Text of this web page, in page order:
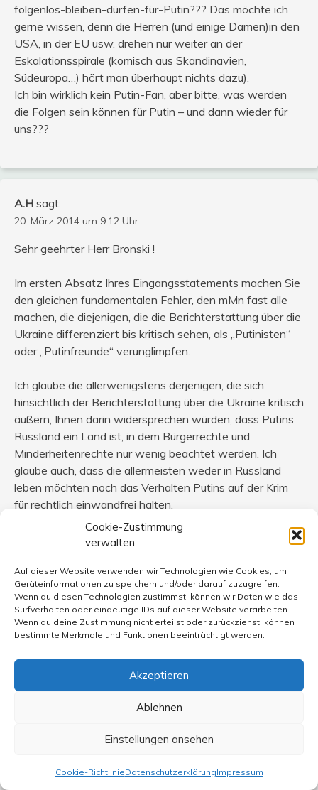
Cookie-Zustimmung
verwalten
Auf dieser Website verwenden wir Technologien wie Cookies, um
Geräteinformationen zu speichern und/oder darauf zuzugreifen.
Wenn du diesen Technologien zustimmst, können wir Daten wie das
Surfverhalten oder eindeutige IDs auf dieser Website verarbeiten.
Wenn du deine Zustimmung nicht erteilst oder zurückziehst, können
bestimmte Merkmale und Funktionen beeinträchtigt werden.
Akzeptieren
Ablehnen
Einstellungen ansehen
Cookie-RichtlinieDatenschutzerklärungImpressum
folgenlos-bleiben-dürfen-für-Putin??? Das möchte ich
gerne wissen, denn die Herren (und einige Damen)in den
USA, in der EU usw. drehen nur weiter an der
Eskalationsspirale (komisch aus Skandinavien,
Südeuropa…) hört man überhaupt nichts dazu).
Ich bin wirklich kein Putin-Fan, aber bitte, was werden
die Folgen sein können für Putin – und dann wieder für
uns???
A.H sagt:
20. März 2014 um 9:12 Uhr
Sehr geehrter Herr Bronski !
Im ersten Absatz Ihres Eingangsstatements machen Sie
den gleichen fundamentalen Fehler, den mMn fast alle
machen, die diejenigen, die die Berichterstattung über die
Ukraine differenziert bis kritisch sehen, als „Putinisten“
oder „Putinfreunde“ verunglimpfen.
Ich glaube die allerwenigstens derjenigen, die sich
hinsichtlich der Berichterstattung über die Ukraine kritisch
äußern, Ihnen darin widersprechen würden, dass Putins
Russland ein Land ist, in dem Bürgerrechte und
Minderheitenrechte nur wenig beachtet werden. Ich
glaube auch, dass die allermeisten weder in Russland
leben möchten noch das Verhalten Putins auf der Krim
für rechtlich einwandfrei halten.
Das bedeutet aber doch nicht, dass man nun alles was
verurteilen muss. Wenn ich z.B. in der Rede Putins in
dieser Woche die ein oder andere Bemerkung
bedenkenswert oder gar richtig finde, dann heißt das
doch nicht, dass ich damit auch seine
Menschenrechtspolitik im Inneren unterstütze. Ich weiß
ehrlich gesagt gar nicht, wie man auf diese Idee kommen
Und nur weil ich die Handlungen des Westens auf der
Ukraine für fragwürdig halte, muss ich doch nicht gleich
und andersrum: nur weil ich Putins Gesellschaftspolitik
dieser speziellen Frage (Ukraine) nicht gute Argumente